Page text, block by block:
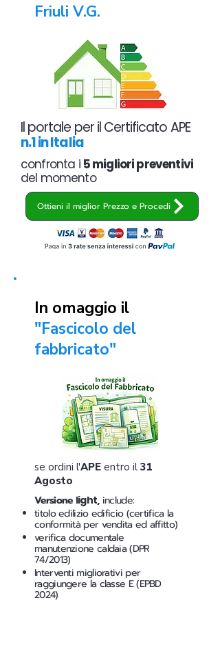
Friuli V.G.
Il portale per il Certificato APE
n.1 in Italia
confronta i 5 migliori preventivi
del momento
Ottieni il miglior Prezzo e Procedi
In omaggio il
"Fascicolo del
fabbricato"
se ordini l'APE entro il 31
Agosto
Versione light,include:
titolo edilizio edificio (certifica la
conformità per vendita ed affitto)
verifica documentale
manutenzione caldaia (DPR
74/2013)
Interventi migliorativi per
raggiungere la classe E (EPBD
2024)